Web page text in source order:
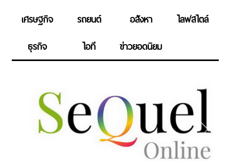
เศรษฐกิจ
รถยนต์ อสังหา
ไลฟสไตล์
ธุรกิจ
ไอที ข่าวยอดนิยม